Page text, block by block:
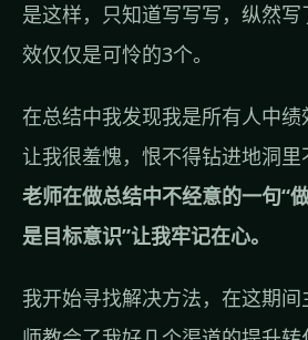
是这样，只知道写写写，纵然
效仅仅是可怜的3个。
在总结中我发现我是所有人中
让我很羞愧，恨不得钻进地洞
老师在做总结中不经意的一句“
是目标意识”让我牢记在心。
我开始寻找解决方法，在这期